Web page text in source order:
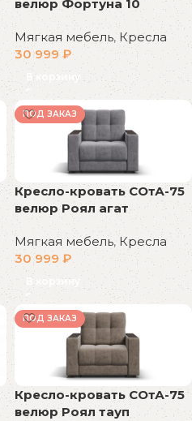
велюр Фортуна 10
Мягкая мебель, Кресла
30 999 ₽
В корзину
ПОД ЗАКАЗ
Кресло-кровать СОтА-75
велюр Роял агат
Мягкая мебель, Кресла
30 999 ₽
В корзину
ПОД ЗАКАЗ
Кресло-кровать СОтА-75
велюр Роял тауп